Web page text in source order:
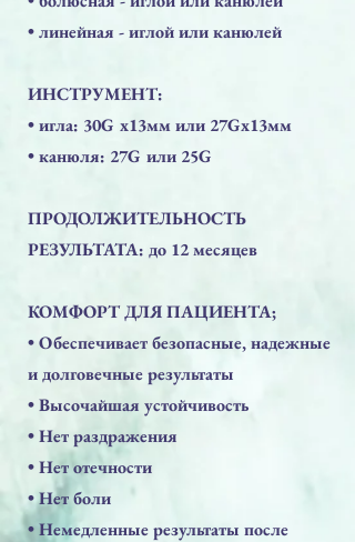
• линейная - иглой или канюлей
ИНСТРУМЕНТ:
• игла: 30G x13мм или 27Gx13мм
• канюля: 27G или 25G
ПРОДОЛЖИТЕЛЬНОСТЬ
РЕЗУЛЬТАТА: до 12 месяцев
КОМФОРТ ДЛЯ ПАЦИЕНТА;
​• Обеспечивает безопасные, надежные
и долговечные результаты
• Высочайшая устойчивость
• Нет раздражения
• Нет отечности
• Нет боли
• Немедленные результаты после